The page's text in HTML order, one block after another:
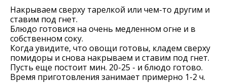
Накрываем сверху тарелкой или чем-то другим и
ставим под гнет.
Блюдо готовися на очень медленном огне и в
собственном соку.
Когда увидите, что овощи готовы, кладем сверху
помидоры и снова накрываем и ставим под гнет.
Пусть еще постоит мин. 20-25 - и блюдо готово.
Время приготовления занимает примерно 1-2 ч.